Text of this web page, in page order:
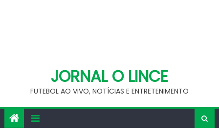
JORNAL O LINCE
FUTEBOL AO VIVO, NOTÍCIAS E ENTRETENIMENTO